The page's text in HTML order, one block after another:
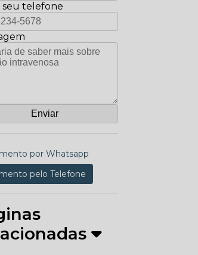
seu telefone
por Whatsapp
pelo Telefone